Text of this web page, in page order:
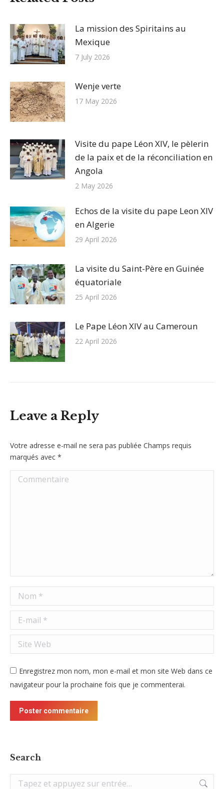
La mission des Spiritains au
Mexique
7 July 2026
Wenje verte
17 May 2026
Visite du pape Léon XIV, le pèlerin
de la paix et de la réconciliation en
Angola
2 May 2026
Echos de la visite du pape Leon XIV
en Algerie
29 April 2026
La visite du Saint-Père en Guinée
équatoriale
25 April 2026
Le Pape Léon XIV au Cameroun
22 April 2026
Leave a Reply
Votre adresse e-mail ne sera pas publiée Champs requis
marqués avec *
Commentaire
Nom *
E-mail *
Site Web
Enregistrez mon nom, mon e-mail et mon site Web dans ce
navigateur pour la prochaine fois que je commenterai.
Poster commentaire
Search
Recherche